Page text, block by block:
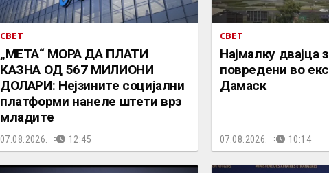
СВЕТ
„МЕТА“ МОРА ДА ПЛАТИ
КАЗНА ОД 567 МИЛИОНИ
ДОЛАРИ: Нејзините социјални
платформи нанеле штети врз
младите
07.08.2026. 12:45
СВЕТ
Најмалку двајца
повредени во
Дамаск
07.08.2026. 10:14